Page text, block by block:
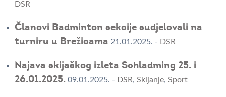
DSR
Članovi Badminton sekcije sudjelovali na
turniru u Brežicama 21.01.2025. - DSR
Najava skijaškog izleta Schladming 25. i
26.01.2025. 09.01.2025. - DSR, Skijanje, Sport